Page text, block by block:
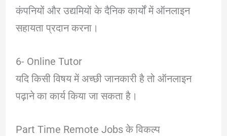
कंपनियों और उद्यमियों के दैनिक कार्यों में ऑनलाइन
सहायता प्रदान करना।
6- Online Tutor
यदि किसी विषय में अच्छी जानकारी है तो ऑनलाइन
पढ़ाने का कार्य किया जा सकता है।
Part Time Remote Jobs के विकल्प